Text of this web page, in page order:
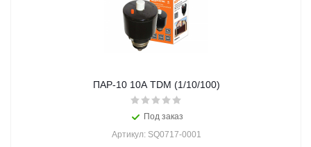
ПАР-10 10А TDM (1/10/100)
Под заказ
Артикул: SQ0717-0001